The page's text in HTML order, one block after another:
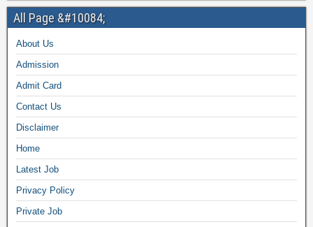
All Page &#10084;
About Us
Admission
Admit Card
Contact Us
Disclaimer
Home
Latest Job
Privacy Policy
Private Job